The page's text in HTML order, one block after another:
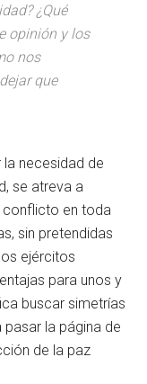
¿Qué
opinión y los
nos
que
necesidad de
se atreva a
conflicto en toda
sin pretendidas
ejércitos
para unos y
buscar simetrías
la página de
de la paz